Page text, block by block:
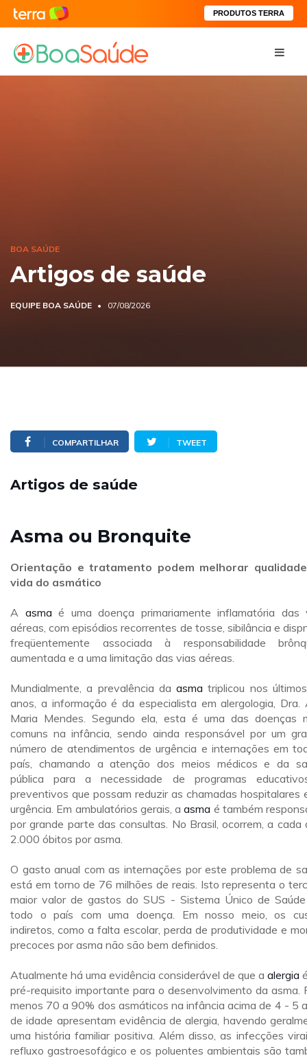
PRODUTOS TERRA
BOA SAÚDE
Artigos de saúde
EQUIPE BOA SAÚDE 07/08/2026
COMPARTILHAR TWEET
Artigos de saúde
Asma ou Bronquite
Orientação e tratamento podem melhorar
vida do asmático
A asma é uma doença primariamente inflamatória das
aéreas, com episódios recorrentes de tosse, sibilância e
freqüentemente associada à responsabilidade
aumentada e a uma limitação das vias aéreas.
Mundialmente, a prevalência da asma triplicou nos
anos, a informação é da especialista em alergologia, Dra.
Maria Mendes. Segundo ela, esta é uma das doenças
comuns na infância, sendo ainda responsável por um
número de atendimentos de urgência e internações em
país, chamando a atenção dos meios médicos e da
pública para a necessidade de programas
preventivos que possam reduzir as chamadas hospitalares
urgência. Em ambulatórios gerais, aasma é também
por grande parte das consultas. No Brasil, ocorrem, a cada
2.000 óbitos por asma.
O gasto anual com as internações por este problema de
está em torno de 76 milhões de reais. Isto representa o
maior valor de gastos do SUS - Sistema Único de
todo o país com uma doença. Em nosso meio, os
indiretos, como a falta escolar, perda de produtividade e
precoces por asma não são bem definidos.
Atualmente há uma evidência considerável de que a alergia
pré-requisito importante para o desenvolvimento da asma.
menos 70 a 90% dos asmáticos na infância acima de 4 - 5
de idade apresentam evidência de alergia, havendo
uma história familiar positiva. Além disso, as infecções
refluxo gastroesofágico e os poluentes ambientais são